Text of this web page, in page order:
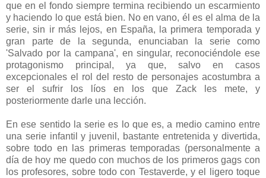
que en el fondo siempre termina recibiendo un escarmiento
y haciendo lo que está bien. No en vano, él es el alma de la
serie, sin ir más lejos, en España, la primera temporada y
gran parte de la segunda, enunciaban la serie como
'Salvado por la campana', en singular, reconociéndole ese
protagonismo principal, ya que, salvo en casos
excepcionales el rol del resto de personajes acostumbra a
ser el sufrir los líos en los que Zack les mete, y
posteriormente darle una lección.
En ese sentido la serie es lo que es, a medio camino entre
una serie infantil y juvenil, bastante entretenida y divertida,
sobre todo en las primeras temporadas (personalmente a
día de hoy me quedo con muchos de los primeros gags con
los profesores, sobre todo con Testaverde, y el ligero toque